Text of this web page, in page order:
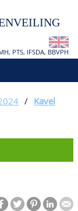
PTS, IFSDA, BBVPH
/ Kavel